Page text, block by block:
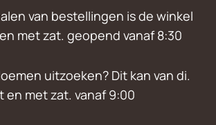
van bestellingen is de winkel
met zat. geopend vanaf 8:30
uitzoeken? Dit kan van di.
en met zat. vanaf 9:00